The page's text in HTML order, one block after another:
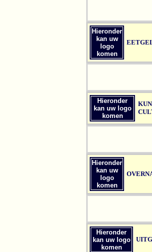
Hieronder
kan uw
logo
komen
Hieronder
kan uw logo
komen
Hieronder
kan uw
logo
komen
Hieronder
kan uw logo
komen